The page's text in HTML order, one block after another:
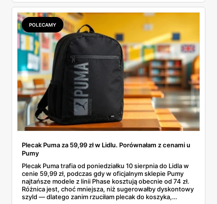
pojawi się w gazetkach w przyszłym tygodniu i czy jest
sens kupować jesień, zanim skończą się wakacje.
POLECAMY
Plecak Puma za 59,99 zł w Lidlu. Porównałam z cenami u
Pumy
Plecak Puma trafia od poniedziałku 10 sierpnia do Lidla w
cenie 59,99 zł, podczas gdy w oficjalnym sklepie Pumy
najtańsze modele z linii Phase kosztują obecnie od 74 zł.
Różnica jest, choć mniejsza, niż sugerowałby dyskontowy
szyld — dlatego zanim rzuciłam plecak do koszyka,